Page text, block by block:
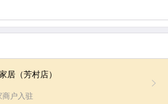
居（芳村店）
户入驻